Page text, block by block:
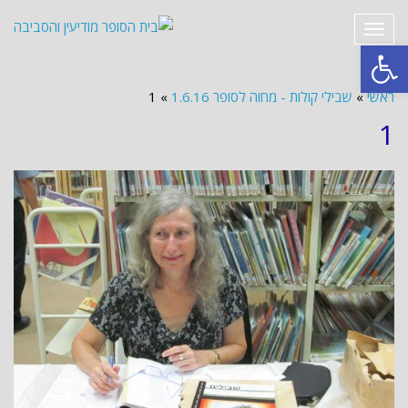
פתח סרגל נגישות
תפריט
ראשי » שבילי קולות - מחוה לסופר 1.6.16 »
1
1